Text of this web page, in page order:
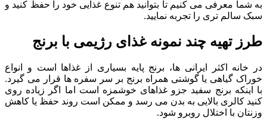
به شما معرفی می کنیم تا بتوانید هم تنوع غذایی خود را حفظ کنید و
سبک سالم تری را تجربه نمایید.
طرز تهیه چند نمونه غذای رژیمی با برنج
در خانه اکثر ایرانی ها، برنج پایه بسیاری از غذاها است و انواع
خوراک گیاهی یا گوشتی همراه برنج بر سر سفره ها قرار می گیرد.
با اینکه برنج سفید جزو غذاهای خوشمزه است اما اگر زیاده روی
کنید کالری بالایی به بدن می رسد و ممکن است روند حفظ یا کاهش
وزنتان با اختلال روبرو شود.